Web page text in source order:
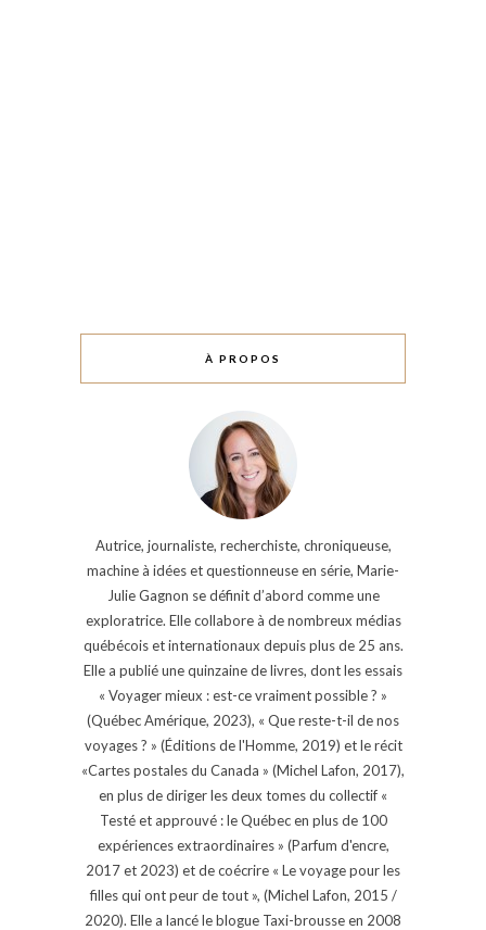
À PROPOS
Autrice, journaliste, recherchiste, chroniqueuse,
machine à idées et questionneuse en série, Marie-
Julie Gagnon se définit d’abord comme une
exploratrice. Elle collabore à de nombreux médias
québécois et internationaux depuis plus de 25 ans.
Elle a publié une quinzaine de livres, dont les essais
« Voyager mieux : est-ce vraiment possible ? »
(Québec Amérique, 2023), « Que reste-t-il de nos
voyages ? » (Éditions de l'Homme, 2019) et le récit
«Cartes postales du Canada » (Michel Lafon, 2017),
en plus de diriger les deux tomes du collectif «
Testé et approuvé : le Québec en plus de 100
expériences extraordinaires » (Parfum d'encre,
2017 et 2023) et de coécrire « Le voyage pour les
filles qui ont peur de tout », (Michel Lafon, 2015 /
2020). Elle a lancé le blogue Taxi-brousse en 2008